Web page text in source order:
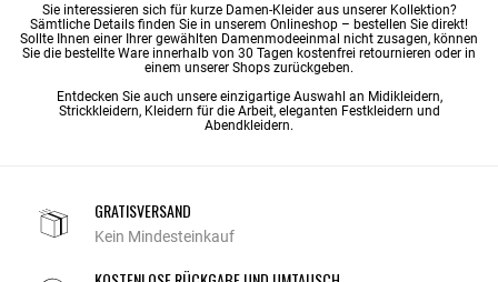
Sie interessieren sich für kurze Damen-Kleider aus unserer Kollektion?
Sämtliche Details finden Sie in unserem Onlineshop – bestellen Sie direkt!
Sollte Ihnen einer Ihrer gewählten Damenmodeeinmal nicht zusagen, können
Sie die bestellte Ware innerhalb von 30 Tagen kostenfrei retournieren oder in
einem unserer Shops zurückgeben.
Entdecken Sie auch unsere einzigartige Auswahl an Midikleidern,
Strickkleidern, Kleidern für die Arbeit, eleganten Festkleidern und
Abendkleidern.
GRATISVERSAND
Kein Mindesteinkauf